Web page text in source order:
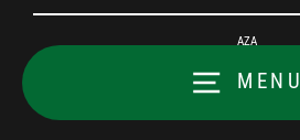
MENU
AZA